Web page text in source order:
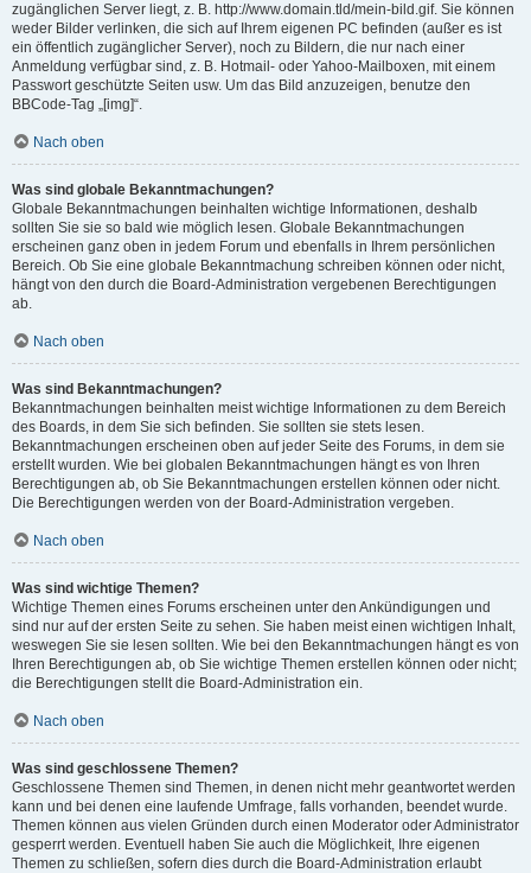
zugänglichen Server liegt, z. B. http://www.domain.tld/mein-bild.gif. Sie können
weder Bilder verlinken, die sich auf Ihrem eigenen PC befinden (außer es ist
ein öffentlich zugänglicher Server), noch zu Bildern, die nur nach einer
Anmeldung verfügbar sind, z. B. Hotmail- oder Yahoo-Mailboxen, mit einem
Passwort geschützte Seiten usw. Um das Bild anzuzeigen, benutze den
BBCode-Tag „[img]“.
Nach oben
Was sind globale Bekanntmachungen?
Globale Bekanntmachungen beinhalten wichtige Informationen, deshalb
sollten Sie sie so bald wie möglich lesen. Globale Bekanntmachungen
erscheinen ganz oben in jedem Forum und ebenfalls in Ihrem persönlichen
Bereich. Ob Sie eine globale Bekanntmachung schreiben können oder nicht,
hängt von den durch die Board-Administration vergebenen Berechtigungen
ab.
Nach oben
Was sind Bekanntmachungen?
Bekanntmachungen beinhalten meist wichtige Informationen zu dem Bereich
des Boards, in dem Sie sich befinden. Sie sollten sie stets lesen.
Bekanntmachungen erscheinen oben auf jeder Seite des Forums, in dem sie
erstellt wurden. Wie bei globalen Bekanntmachungen hängt es von Ihren
Berechtigungen ab, ob Sie Bekanntmachungen erstellen können oder nicht.
Die Berechtigungen werden von der Board-Administration vergeben.
Nach oben
Was sind wichtige Themen?
Wichtige Themen eines Forums erscheinen unter den Ankündigungen und
sind nur auf der ersten Seite zu sehen. Sie haben meist einen wichtigen Inhalt,
weswegen Sie sie lesen sollten. Wie bei den Bekanntmachungen hängt es von
Ihren Berechtigungen ab, ob Sie wichtige Themen erstellen können oder nicht;
die Berechtigungen stellt die Board-Administration ein.
Nach oben
Was sind geschlossene Themen?
Geschlossene Themen sind Themen, in denen nicht mehr geantwortet werden
kann und bei denen eine laufende Umfrage, falls vorhanden, beendet wurde.
Themen können aus vielen Gründen durch einen Moderator oder Administrator
gesperrt werden. Eventuell haben Sie auch die Möglichkeit, Ihre eigenen
Themen zu schließen, sofern dies durch die Board-Administration erlaubt